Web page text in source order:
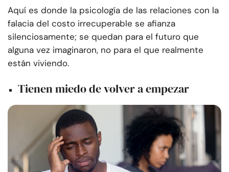
Aquí es donde la psicología de las relaciones con la
falacia del costo irrecuperable se afianza
silenciosamente; se quedan para el futuro que
alguna vez imaginaron, no para el que realmente
están viviendo.
Tienen miedo de volver a empezar